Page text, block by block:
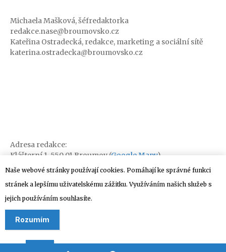
Michaela Mašková, šéfredaktorka
redakce.nase@broumovsko.cz
Kateřina Ostradecká, redakce, marketing a sociální sítě
katerina.ostradecka@broumovsko.cz
Adresa redakce:
Klášterní 1, 550 01 Broumov (Google Mapy)
Naše webové stránky používají cookies. Pomáhají ke správné funkci
stránek a lepšímu uživatelskému zážitku. Využíváním našich služeb s
jejich používáním souhlasíte.
Rozumím